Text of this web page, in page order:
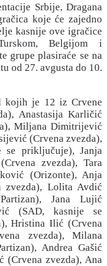
Srbije, Dragana
koje će zajedno
kasnije ove igračice
Belgijom i
grupe plasiraće se na
od 27. avgusta do 10.
kojih je 12 iz Crvene
Anastasija Karličić
Miljana Dimitrijević
(Crvena zvezda),
se priključuje), Janja
zvezda), Tara
(Orizonte), Anja
zvezda), Lolita Avdić
Jana Lujić
(SAD, kasnije se
Hristina Ilić (Crvena
zvezda), Milana
Andrea Gašić
(Crvena zvezda), Ana